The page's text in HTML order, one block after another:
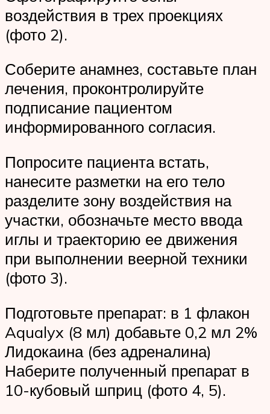
воздействия в трех проекциях
(фото 2).
Соберите анамнез, составьте план
лечения, проконтролируйте
подписание пациентом
информированного согласия.
Попросите пациента встать,
нанесите разметки на его тело
разделите зону воздействия на
участки, обозначьте место ввода
иглы и траекторию ее движения
при выполнении веерной техники
(фото 3).
Подготовьте препарат: в 1 флакон
Aqualyx (8 мл) добавьте 0,2 мл 2%
Лидокаина (без адреналина)
Наберите полученный препарат в
10-кубовый шприц (фото 4, 5).